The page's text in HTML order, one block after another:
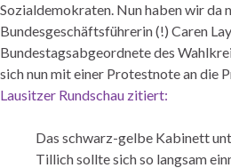
Sozialdemokraten. Nun haben wir da
Bundesgeschäftsführerin (!) Caren
Bundestagsabgeordnete des
sich nun mit einer Protestnote an die
Lausitzer Rundschau zitiert:
Das schwarz-gelbe Kabinett
Tillich sollte sich so langsam